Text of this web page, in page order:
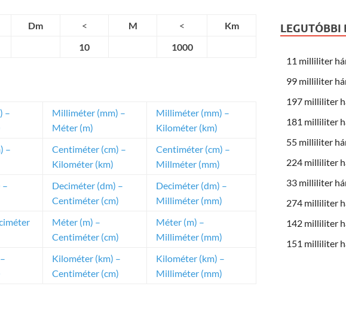
Dm < M <
Km
10 1000
–
Milliméter (mm) –
Méter (m)
Milliméter (mm) –
Kilométer (km)
–
Centiméter (cm) –
Kilométer (km)
Centiméter (cm) –
Millméter (mm)
–
Deciméter (dm) –
Centiméter (cm)
Deciméter (dm) –
Milliméter (mm)
Méter (m) –
Centiméter (cm)
Méter (m) –
Milliméter (mm)
Kilométer (km) –
Centiméter (cm)
Kilométer (km) –
Milliméter (mm)
LEGUTÓBBI
11 milliliter
99 milliliter
197 milliliter
181 milliliter
55 milliliter
224 milliliter
33 milliliter
274 milliliter
142 milliliter
151 milliliter